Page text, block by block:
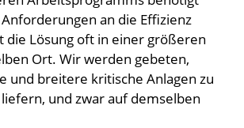
an die Effizienz
die Lösung oft in einer größeren
Ort. Wir werden gebeten,
und breitere kritische Anlagen zu
und zwar auf demselben